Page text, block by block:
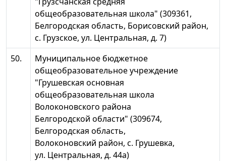
общеобразовательная школа" (309361,
Белгородская область, Борисовский район,
с. Грузское, ул. Центральная, д. 7)
50.
Муниципальное бюджетное
общеобразовательное учреждение
"Грушевская основная
общеобразовательная школа
Волоконовского района
Белгородской области" (309674,
Белгородская область,
Волоконовский район, с. Грушевка,
ул. Центральная, д. 44а)